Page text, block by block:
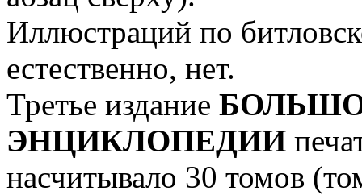
Иллюстраций по
естественно, нет.
Третье издание
ЭНЦИКЛОПЕДИИ
насчитывало 30 томов